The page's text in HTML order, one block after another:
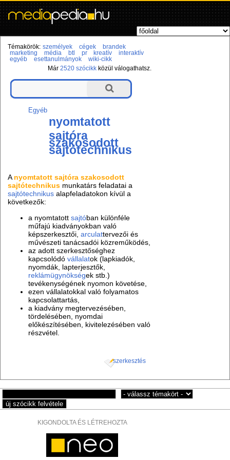
Témakörök: személyek cégek
brandek
marketing
média btl pr kreatív
interaktív
egyéb
esettanulmányok
wiki-cikk
Már2520 szócikk közül válogathatsz.
Egyéb
nyomtatott
sajtóra
szakosodott
sajtótechnikus
A nyomtatott sajtóra szakosodott
sajtótechnikus munkatárs feladatai a
sajtótechnikus alapfeladatokon kívül a
következők:
a nyomtatottsajtóban különféle
műfajú kiadványokban való
képszerkesztői,arculattervezői és
művészeti tanácsadói közreműködés,
az adott szerkesztőséghez
kapcsolódóvállalatok (lapkiadók,
nyomdák, lapterjesztők,
reklámügynökségek stb.)
tevékenységének nyomon követése,
ezen vállalatokkal való folyamatos
kapcsolattartás,
a kiadvány megtervezésében,
tördelésében, nyomdai
előkészítésében, kivitelezésében való
részvétel.
szerkesztés
KIGONDOLTA ÉS LÉTREHOZTA